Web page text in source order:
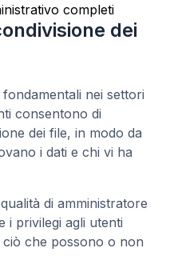
completi
dei
nei settori
consentono di
dei file, in modo da
i dati e chi vi ha
di amministratore
i privilegi agli utenti
che possono o non